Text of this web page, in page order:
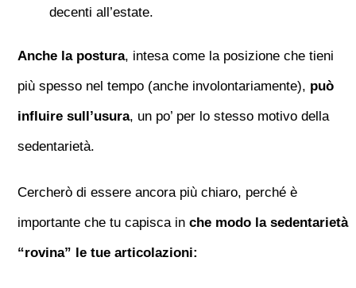
decenti all’estate.
Anche la postura, intesa come la posizione che tieni
più spesso nel tempo (anche involontariamente), può
influire sull’usura, un po’ per lo stesso motivo della
sedentarietà.
Cercherò di essere ancora più chiaro, perché è
importante che tu capisca inche modo la sedentarietà
“rovina” le tue articolazioni: